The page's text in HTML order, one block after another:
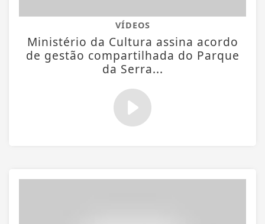
VÍDEOS
Ministério da Cultura assina acordo
de gestão compartilhada do Parque
da Serra...